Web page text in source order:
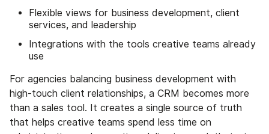
Flexible views for business development, client
services, and leadership
Integrations with the tools creative teams already
use
For agencies balancing business development with
high-touch client relationships, a CRM becomes more
than a sales tool. It creates a single source of truth
that helps creative teams spend less time on